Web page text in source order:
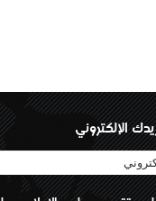
الإلكتروني